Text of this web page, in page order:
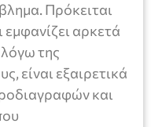
Πρόκειται
εμφανίζει αρκετά
της
είναι εξαιρετικά
και